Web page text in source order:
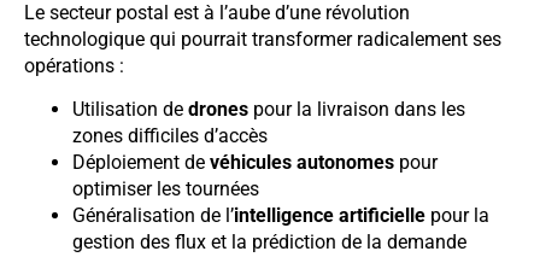
Le secteur postal est à l’aube d’une révolution
technologique qui pourrait transformer radicalement ses
opérations :
Utilisation de drones pour la livraison dans les
zones difficiles d’accès
Déploiement de véhicules autonomes pour
optimiser les tournées
Généralisation de l’intelligence artificielle pour la
gestion des flux et la prédiction de la demande